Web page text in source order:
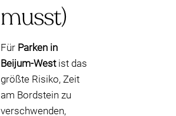
musst)
Für Parken in
Beijum-Westist das
größte Risiko, Zeit
am Bordstein zu
verschwenden,